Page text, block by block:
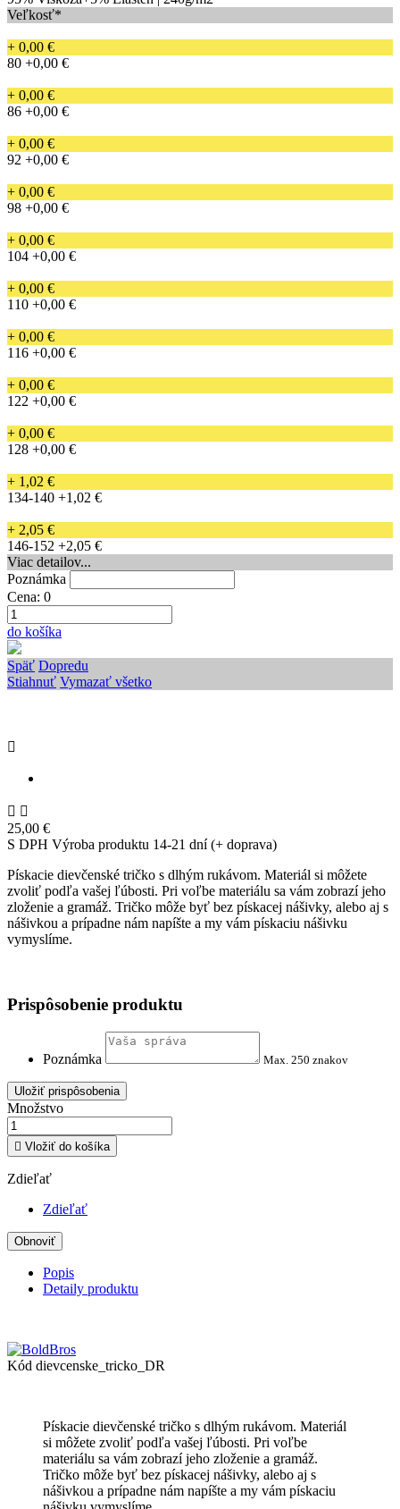
Veľkosť*
+ 0,00 €
80 +0,00 €
+ 0,00 €
86 +0,00 €
+ 0,00 €
92 +0,00 €
+ 0,00 €
98 +0,00 €
+ 0,00 €
104 +0,00 €
+ 0,00 €
110 +0,00 €
+ 0,00 €
116 +0,00 €
+ 0,00 €
122 +0,00 €
+ 0,00 €
128 +0,00 €
+ 1,02 €
134-140 +1,02 €
+ 2,05 €
146-152 +2,05 €
Viac detailov...
Poznámka
Cena: 0
do košíka
Späť Dopredu
Stiahnuť Vymazať všetko

 
25,00 €
S DPH Výroba produktu 14-21 dní (+ doprava)
Pískacie dievčenské tričko s dlhým rukávom. Materiál si môžete
zvoliť podľa vašej ľúbosti. Pri voľbe materiálu sa vám zobrazí jeho
zloženie a gramáž. Tričko môže byť bez pískacej nášivky, alebo aj s
nášivkou a prípadne nám napíšte a my vám pískaciu nášivku
vymyslíme.
Prispôsobenie produktu
Poznámka Max. 250 znakov
Uložiť prispôsobenia
Množstvo
 Vložiť do košíka
Zdieľať
Zdieľať
Popis
Detaily produktu
Kód dievcenske_tricko_DR
Pískacie dievčenské tričko s dlhým rukávom. Materiál
si môžete zvoliť podľa vašej ľúbosti. Pri voľbe
materiálu sa vám zobrazí jeho zloženie a gramáž.
Tričko môže byť bez pískacej nášivky, alebo aj s
nášivkou a prípadne nám napíšte a my vám pískaciu